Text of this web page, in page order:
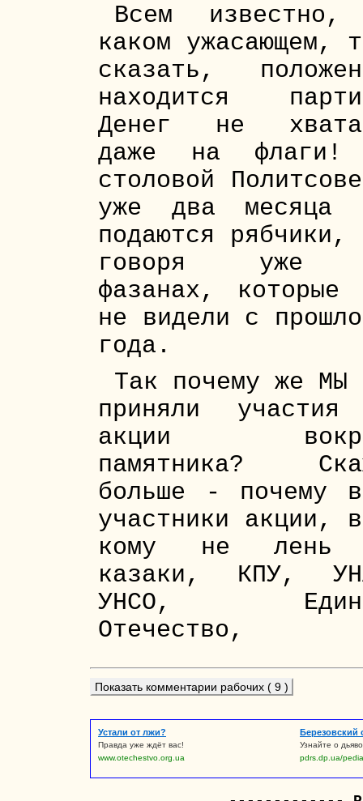
Всем
каком ужасающем,
сказать,
находится
Денег не
даже на
столовой
уже два месяца
подаются рябчики,
говоря уже
фазанах, которые
не видели с
года.
Так почему же МЫ
приняли
акции
памятника?
больше - почему
участники акции,
кому не
казаки, КПУ,
УНСО,
Отечество,
Показать комментарии рабочих ( 9 )
Устали от лжи?
Правда уже ждёт вас!
www.otechestvo.org.ua
Березовский
Узнайте о
pdrs.dp.ua/pedia